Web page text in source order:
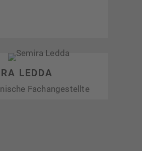
LEDDA
Fachangestellte